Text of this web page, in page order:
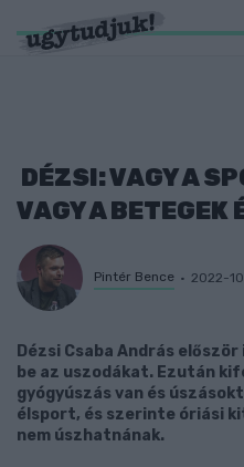
DÉZSI: VAGY A
VAGY A BETEGEK
Pintér Bence 2022-
Dézsi Csaba András
be az uszodákat. Ezután
gyógyúszás van és
élsport, és szerinte óriási
nem úszhatnának.